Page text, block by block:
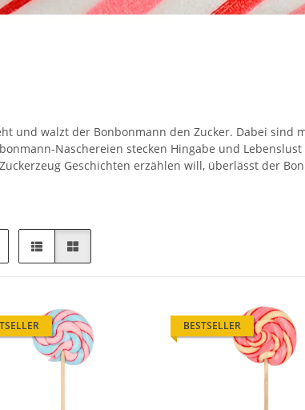
und walzt der Bonbonmann den Zucker. Dabei sind
Naschereien stecken Hingabe und
Geschichten erzählen will, überlässt der
BESTSELLER